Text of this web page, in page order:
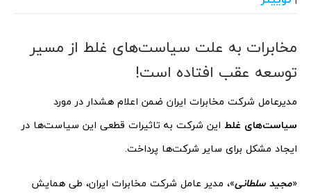
مخابرات به علت سیاست‌های غلط از مسیر
توسعه عقب افتاده است!
مدیرعامل شرکت مخابرات ایران ضمن اعلام هشدار در مورد
سیاست‌های غلط این شرکت به تاثیرات قطعی این سیاست‌ها در
ایجاد مشکل برای سایر شرکت‌ها پرداخت.
«مجید سلطانی»، مدیر عامل شرکت مخابرات ایران، طی همایش